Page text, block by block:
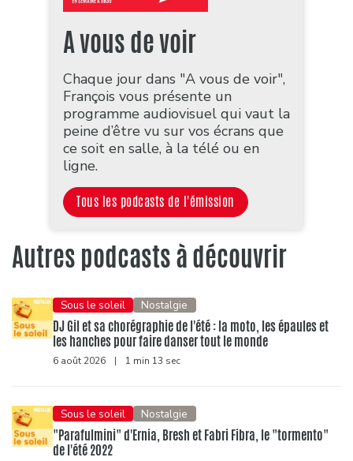
A vous de voir
Chaque jour dans "A vous de voir",
François vous présente un
programme audiovisuel qui vaut la
peine d’être vu sur vos écrans que
ce soit en salle, à la télé ou en
ligne.
Tous les podcasts de l'émission
Autres podcasts à découvrir
Sous le soleil Nostalgie
DJ Gil et sa chorégraphie de l'été : la moto, les épaules et
les hanches pour faire danser tout le monde
6 août 2026 | 1 min 13 sec
Sous le soleil Nostalgie
"Parafulmini" d'Ernia, Bresh et Fabri Fibra, le "tormento"
de l'été 2022